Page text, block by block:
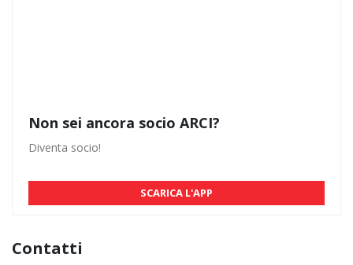
Non sei ancora socio ARCI?
Diventa socio!
SCARICA L'APP
Contatti